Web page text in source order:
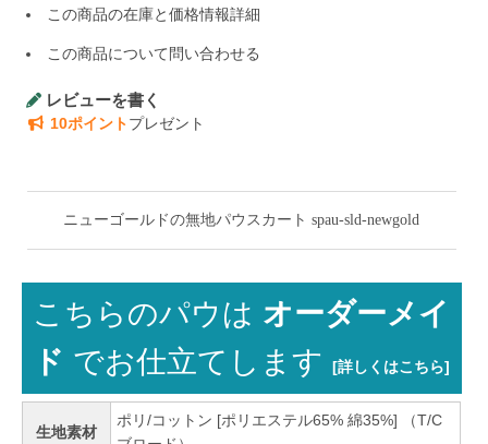
この商品の在庫と価格情報詳細
この商品について問い合わせる
レビューを書く
10ポイントプレゼント
ニューゴールドの無地パウスカート spau-sld-newgold
こちらのパウは オーダーメイ
ド でお仕立てします[詳しくはこちら]
生地素材
ポリ/コットン [ポリエステル65% 綿35%] （T/C